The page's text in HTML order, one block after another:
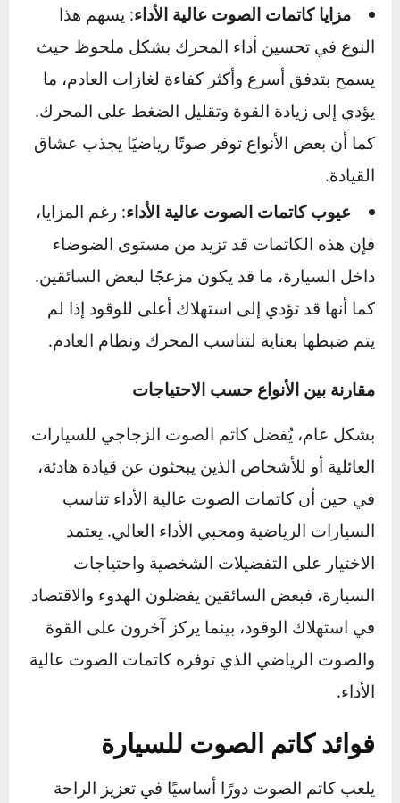
بين تقليل الضوضاء وزيادة قوة السيارة. تعتمد هذه
الكاتمات على تصميمات معقدة مثل الممرات
الحلزونية وأنابيب التوربو، ما يسمح للغازات بالخروج
من العادم بسلاسة وبأقل ضغط ممكن. يعد هذا
النوع خيارًا مفضلًا للسيارات الرياضية والسيارات
التي تتطلب أداءً قويًا.
مزايا كاتمات الصوت عالية الأداء: يسهم هذا
النوع في تحسين أداء المحرك بشكل ملحوظ حيث
يسمح بتدفق أسرع وأكثر كفاءة لغازات العادم، ما
يؤدي إلى زيادة القوة وتقليل الضغط على المحرك.
كما أن بعض الأنواع توفر صوتًا رياضيًا يجذب عشاق
القيادة.
عيوب كاتمات الصوت عالية الأداء: رغم المزايا،
فإن هذه الكاتمات قد تزيد من مستوى الضوضاء
داخل السيارة، ما قد يكون مزعجًا لبعض السائقين.
كما أنها قد تؤدي إلى استهلاك أعلى للوقود إذا لم
يتم ضبطها بعناية لتناسب المحرك ونظام العادم.
مقارنة بين الأنواع حسب الاحتياجات
بشكل عام، يُفضل كاتم الصوت الزجاجي للسيارات
في حين أن كاتمات الصوت عالية الأداء تناسب
السيارات الرياضية ومحبي الأداء العالي. يعتمد